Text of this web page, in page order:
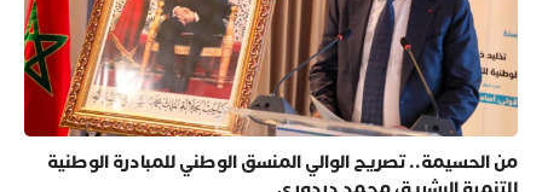
من الحسيمة.. تصريح الوالي المنسق الوطني للمبادرة الوطنية